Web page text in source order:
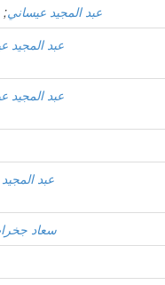
عبد المجيد عيساني;
عبد المجيد
عبد المجيد
عبد
سعاد